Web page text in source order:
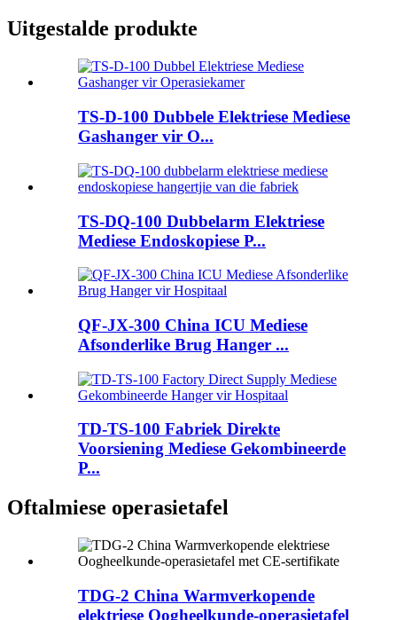
Uitgestalde produkte
TS-D-100 Dubbele Elektriese Mediese
Gashanger vir O...
TS-DQ-100 Dubbelarm Elektriese
Mediese Endoskopiese P...
QF-JX-300 China ICU Mediese
Afsonderlike Brug Hanger ...
TD-TS-100 Fabriek Direkte
Voorsiening Mediese Gekombineerde
P...
Oftalmiese operasietafel
TDG-2 China Warmverkopende
elektriese Oogheelkunde-operasietafel